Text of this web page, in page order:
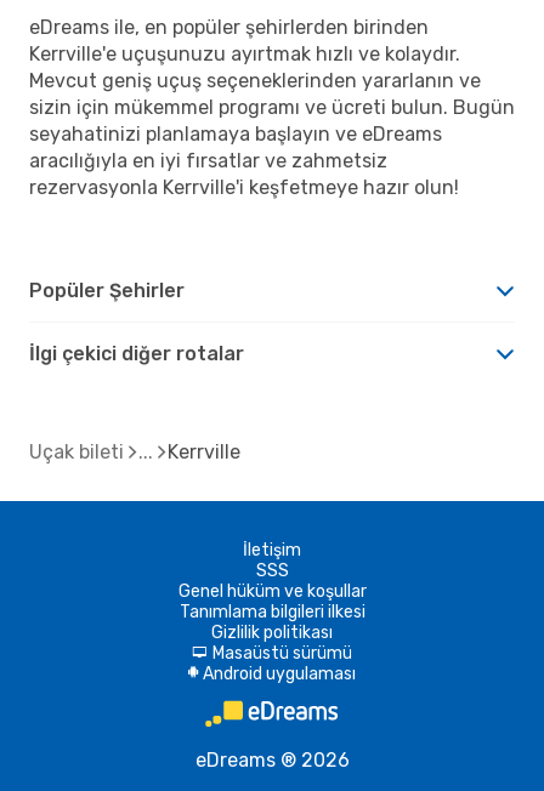
eDreams ile, en popüler şehirlerden birinden
Kerrville'e uçuşunuzu ayırtmak hızlı ve kolaydır.
Mevcut geniş uçuş seçeneklerinden yararlanın ve
sizin için mükemmel programı ve ücreti bulun. Bugün
seyahatinizi planlamaya başlayın ve eDreams
aracılığıyla en iyi fırsatlar ve zahmetsiz
rezervasyonla Kerrville'i keşfetmeye hazır olun!
Popüler Şehirler
İlgi çekici diğer rotalar
Uçak bileti Kerrville
İletişim
SSS
Genel hüküm ve koşullar
Tanımlama bilgileri ilkesi
Gizlilik politikası
d Masaüstü sürümü
A Android uygulaması
eDreams ® 2026